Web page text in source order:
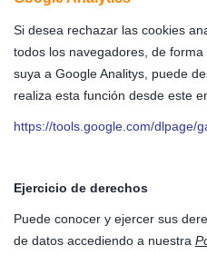
Si desea rechazar las cookies
todos los navegadores, de
suya a Google Analitys, puede
realiza esta función desde este
https://tools.google.com/dlpage/
Ejercicio de derechos
Puede conocer y ejercer sus
de datos accediendo a nuestra